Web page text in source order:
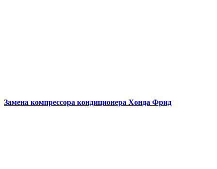
Замена компрессора кондиционера Хонда Фрид